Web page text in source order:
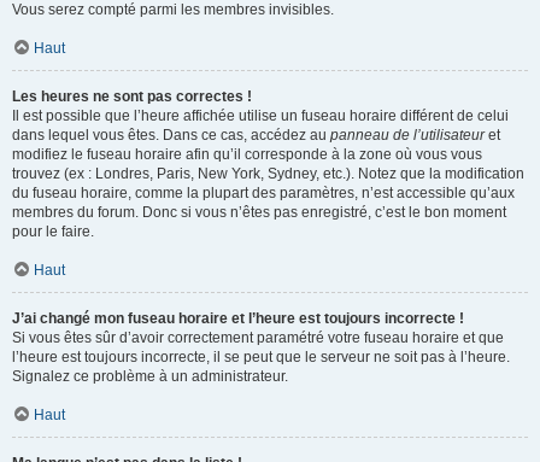
Vous serez compté parmi les membres invisibles.
Haut
Les heures ne sont pas correctes !
Il est possible que l’heure affichée utilise un fuseau horaire différent de celui
dans lequel vous êtes. Dans ce cas, accédez au panneau de l’utilisateuret
modifiez le fuseau horaire afin qu’il corresponde à la zone où vous vous
trouvez (ex : Londres, Paris, New York, Sydney, etc.). Notez que la modification
du fuseau horaire, comme la plupart des paramètres, n’est accessible qu’aux
membres du forum. Donc si vous n’êtes pas enregistré, c’est le bon moment
pour le faire.
Haut
J’ai changé mon fuseau horaire et l’heure est toujours incorrecte !
Si vous êtes sûr d’avoir correctement paramétré votre fuseau horaire et que
l’heure est toujours incorrecte, il se peut que le serveur ne soit pas à l’heure.
Signalez ce problème à un administrateur.
Haut